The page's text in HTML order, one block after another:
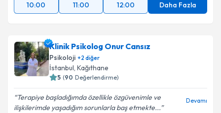
10:00
11:00 12:00 Daha Fazla
Klinik Psikolog Onur Cansız
Psikoloji +2 diğer
İstanbul, Kağıthane
5 (90 Değerlendirme)
Terapiye başladığımda özellikle özgüvenimle ve
ilişkilerimde yaşadığım sorunlarla baş etmekte...
Devamı